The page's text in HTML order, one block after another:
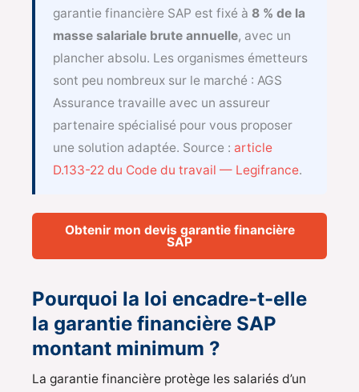
garantie financière SAP est fixé à 8 % de la
masse salariale brute annuelle, avec un
plancher absolu. Les organismes émetteurs
sont peu nombreux sur le marché : AGS
Assurance travaille avec un assureur
partenaire spécialisé pour vous proposer
une solution adaptée. Source : article
D.133-22 du Code du travail — Legifrance.
Obtenir mon devis garantie financière
SAP
Pourquoi la loi encadre-t-elle
la garantie financière SAP
montant minimum ?
La garantie financière protège les salariés d’un